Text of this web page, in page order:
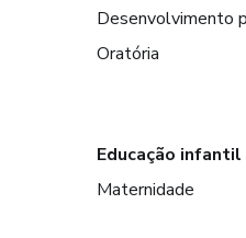
Desenvolvimento
Oratória
Educação
Maternidade